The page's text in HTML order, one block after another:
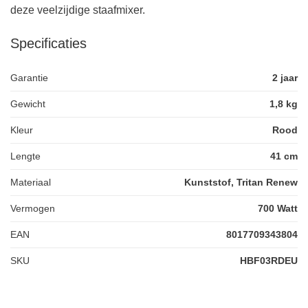
deze veelzijdige staafmixer.
Specificaties
Garantie 2 jaar
Gewicht 1,8 kg
Kleur Rood
Lengte 41 cm
Materiaal Kunststof, Tritan Renew
Vermogen 700 Watt
EAN 8017709343804
SKU HBF03RDEU